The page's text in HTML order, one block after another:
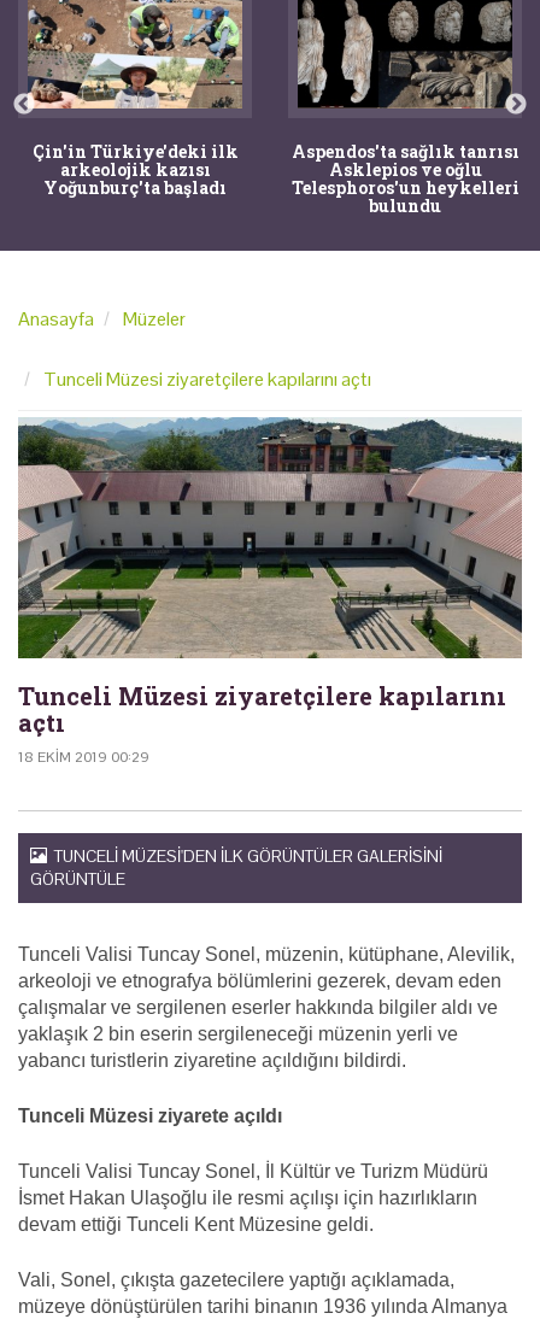
Çin'in Türkiye'deki ilk
arkeolojik kazısı
Yoğunburç'ta başladı
Aspendos'ta sağlık tanrısı
Asklepios ve oğlu
Telesphoros'un heykelleri
bulundu
Anasayfa Müzeler
Tunceli Müzesi ziyaretçilere kapılarını açtı
Tunceli Müzesi ziyaretçilere kapılarını
açtı
18 EKIM 2019 00:29
TUNCELI MÜZESI'DEN ILK GÖRÜNTÜLER GALERISINI
GÖRÜNTÜLE
Tunceli Valisi Tuncay Sonel, müzenin, kütüphane, Alevilik,
arkeoloji ve etnografya bölümlerini gezerek, devam eden
çalışmalar ve sergilenen eserler hakkında bilgiler aldı ve
yaklaşık 2 bin eserin sergileneceği müzenin yerli ve
yabancı turistlerin ziyaretine açıldığını bildirdi.
Tunceli Müzesi ziyarete açıldı
Tunceli Valisi Tuncay Sonel, İl Kültür ve Turizm Müdürü
İsmet Hakan Ulaşoğlu ile resmi açılışı için hazırlıkların
devam ettiği Tunceli Kent Müzesine geldi.
Vali, Sonel, çıkışta gazetecilere yaptığı açıklamada,
müzeye dönüştürülen tarihi binanın 1936 yılında Almanya